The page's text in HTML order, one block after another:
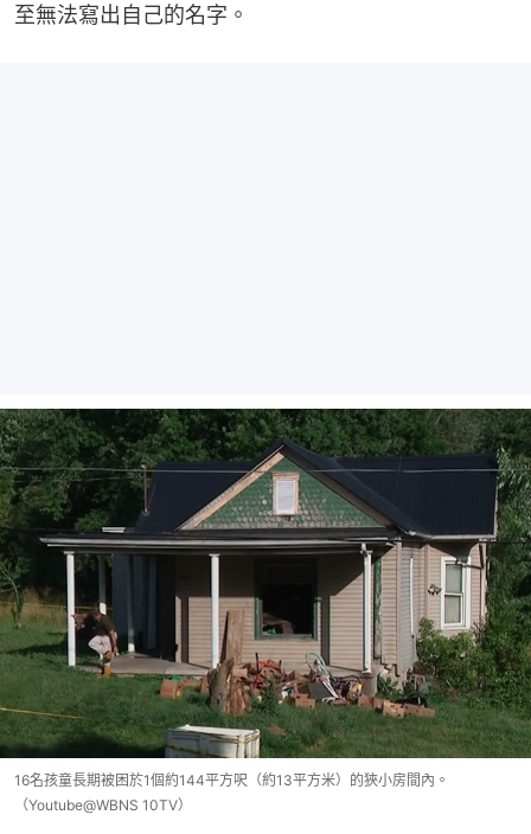
至無法寫出自己的名字。
16名孩童長期被困於1個約144平方呎（約13平方米）的狹小房間內。
（Youtube@WBNS 10TV）